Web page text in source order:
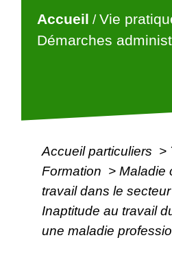
Accueil /Vie
Démarches
Accueil particuliers >
Formation > Maladie
travail dans le
Inaptitude au travail
une maladie